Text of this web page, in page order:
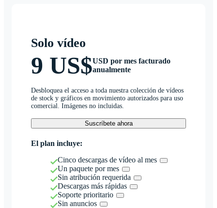
Solo vídeo
9 US$USD por mes facturado
anualmente
Desbloquea el acceso a toda nuestra colección de vídeos
de stock y gráficos en movimiento autorizados para uso
comercial. Imágenes no incluidas.
Suscríbete ahora
El plan incluye:
Cinco descargas de vídeo al mes
Un paquete por mes
Sin atribución requerida
Descargas más rápidas
Soporte prioritario
Sin anuncios